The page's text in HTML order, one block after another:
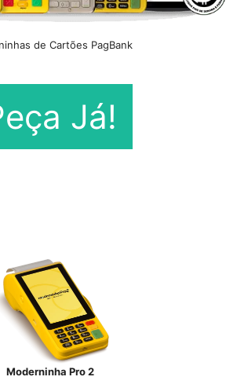
de Cartões PagBank
Já!
Moderninha Pro 2